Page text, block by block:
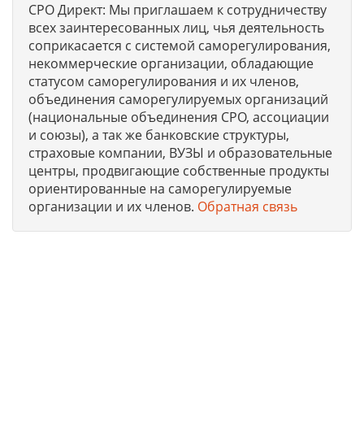
СРО Директ: Мы приглашаем к сотрудничеству
всех заинтересованных лиц, чья деятельность
соприкасается с системой саморегулирования,
некоммерческие организации, обладающие
статусом саморегулирования и их членов,
объединения саморегулируемых организаций
(национальные объединения СРО, ассоциации
и союзы), а так же банковские структуры,
страховые компании, ВУЗЫ и образовательные
центры, продвигающие собственные продукты
ориентированные на саморегулируемые
организации и их членов. Обратная связь